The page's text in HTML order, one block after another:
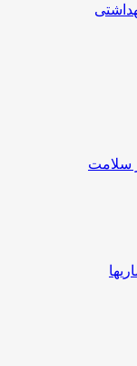
سلامت